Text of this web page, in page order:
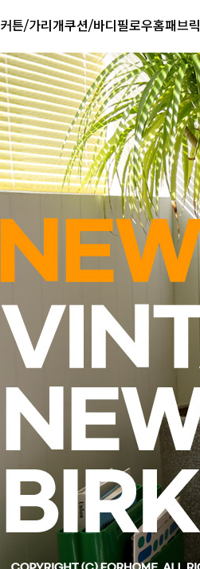
커튼/가리개쿠션/바디필로우홈패브릭